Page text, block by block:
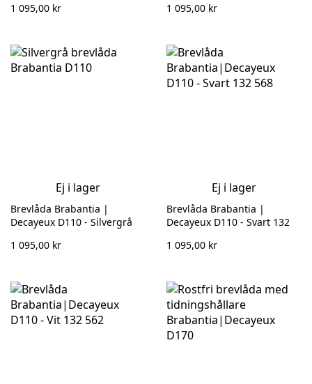
1 095,00 kr 1 095,00 kr
Ej i lager
Brevlåda Brabantia |
Decayeux D110 - Silvergrå
1 095,00 kr
Ej i lager
Brevlåda Brabantia |
Decayeux D110 - Svart 132
1 095,00 kr